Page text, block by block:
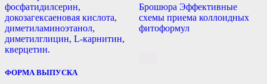
фосфатидилсерин,
докозагексаеновая кислота,
диметиламиноэтанол,
диметилглицин, L-карнитин,
кверцетин.
ФОРМА ВЫПУСКА
Брошюра Эффективные
схемы приема коллоидных
фитоформул